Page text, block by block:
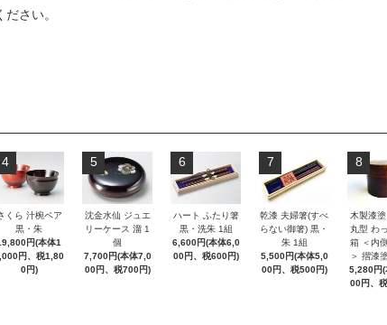
さい。
4
くら 汁椀ペア
黒・朱
円(本体1
円、税1,80
0円)
5
沈金水仙 ジュエ
リーケース 溜 1
個
7,700円(本体7,0
00円、税700円)
6
ハート ふたり箸
黒・洗朱 1組
6,600円(本体6,0
00円、税600円)
7
乾漆 夫婦箸(すべ
らない御箸) 黒・
朱 1組
5,500円(本体5,0
00円、税500円)
8
木製漆
丸型 わ
箱 ＜内
＞ 摺漆
5,280円(
00円、